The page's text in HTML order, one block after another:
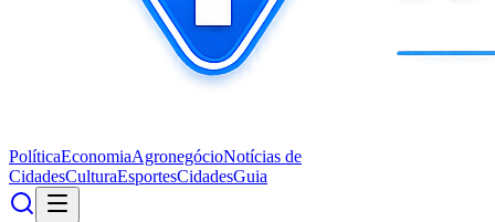
PolíticaEconomiaAgronegócioNotícias de
CidadesCulturaEsportesCidadesGuia